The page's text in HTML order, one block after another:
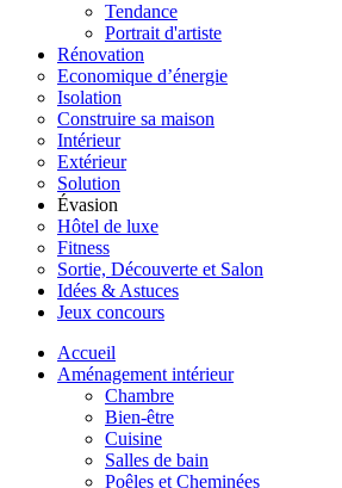
Tendance
Portrait d'artiste
Rénovation
Economique d’énergie
Isolation
Construire sa maison
Intérieur
Extérieur
Solution
Évasion
Hôtel de luxe
Fitness
Sortie, Découverte et Salon
Idées & Astuces
Jeux concours
Accueil
Aménagement intérieur
Chambre
Bien-être
Cuisine
Salles de bain
Poêles et Cheminées